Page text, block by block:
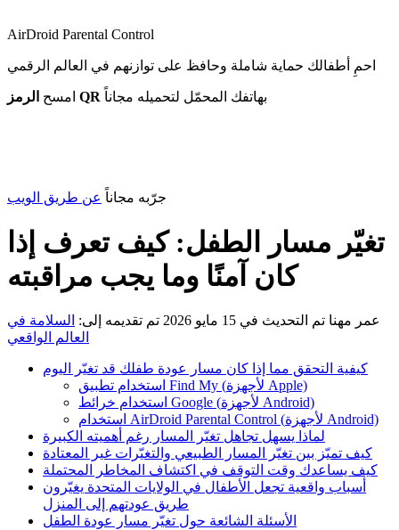
AirDroid Parental Control
احمِ أطفالك حماية شاملة وحافظ على توازنهم في العالم الرقمي
امسح الرمز QR بهاتفك المحمّل لتحميله مجاناً
جرّبه مجاناً عن طريق الويب
تغيّر مسار الطفل: كيف تعرف إذا
كان آمنًا وما يجب مراقبته
عمر مهنا تم التحديث في 15 مايو 2026 تم تقديمه إلى: السلامة في
العالم الواقعي
كيفية التحقق مما إذا كان مسار عودة طفلك قد تغيّر اليوم
استخدام تطبيق Find My (لأجهزة Apple)
استخدام خرائط Google (لأجهزة Android)
استخدام AirDroid Parental Control (لأجهزة Android)
لماذا يسهل تجاهل تغيّر المسار رغم أهميته الكبيرة
كيف تميّز بين تغيّر المسار الطبيعي والتغيّرات غير المعتادة
كيف يساعدك وقت التوقف في اكتشاف المخاطر المحتملة
أسباب واقعية تجعل الأطفال في الولايات المتحدة يغيّرون
طريق عودتهم إلى المنزل
الأسئلة الشائعة حول تغيّر مسار عودة الطفل